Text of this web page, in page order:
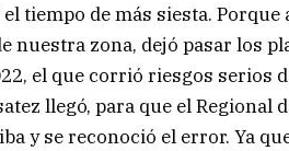
tiempo de más siesta.
nuestra zona, dejó pasar los
el que corrió riesgos serios
llegó, para que el Regional
y se reconoció el error. Ya